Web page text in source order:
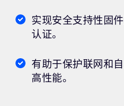
实现安全支持性固
认证。
有助于保护联网和
高性能。